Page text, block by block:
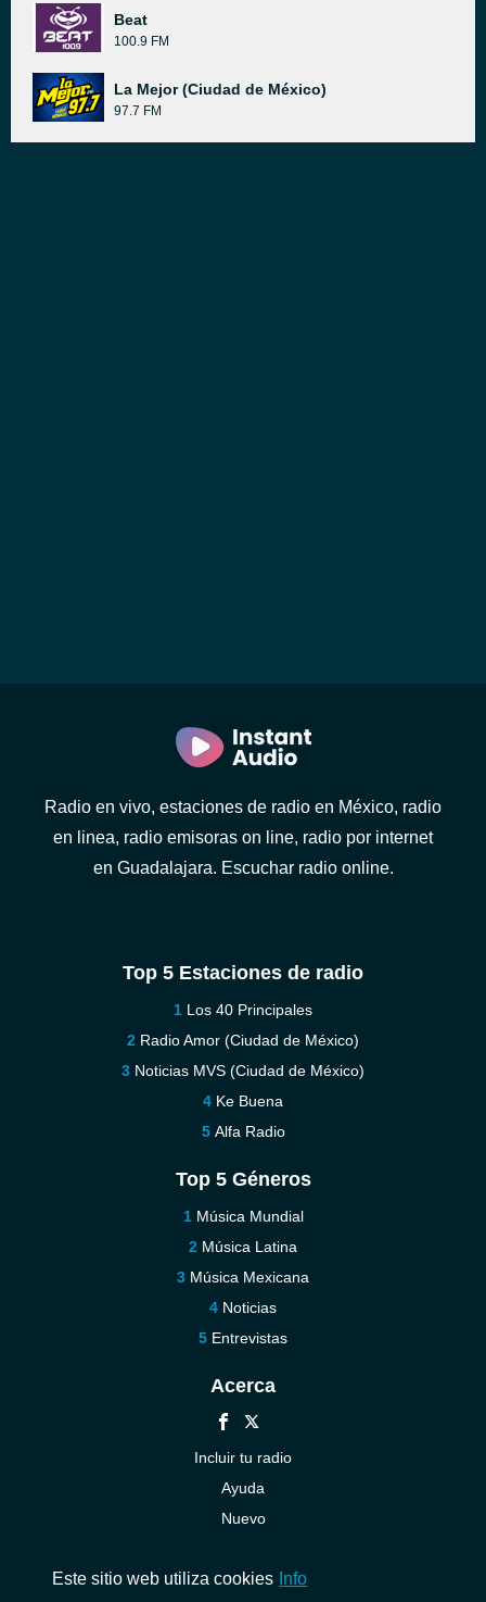
Beat
100.9 FM
La Mejor (Ciudad de México)
97.7 FM
Radio en vivo, estaciones de radio en México, radio
en linea, radio emisoras on line, radio por internet
en Guadalajara. Escuchar radio online.
Top 5 Estaciones de radio
Los 40 Principales
Radio Amor (Ciudad de México)
Noticias MVS (Ciudad de México)
Ke Buena
Alfa Radio
Top 5 Géneros
Música Mundial
Música Latina
Música Mexicana
Noticias
Entrevistas
Acerca
Incluir tu radio
Ayuda
Nuevo
Este sitio web utiliza cookies Info